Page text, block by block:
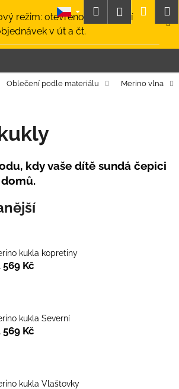
režim: otevřeno a odesílání
v út a čt.
HledatPřihlášení
Oblečení podle materiálu
Merino vlna
kdy vaše dítě sundá čepici
kukla kopretiny
569 Kč
kukla Severní
569 Kč
kukla Vlaštovky